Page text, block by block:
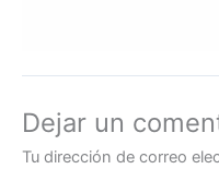
Dejar un
Tu dirección de correo